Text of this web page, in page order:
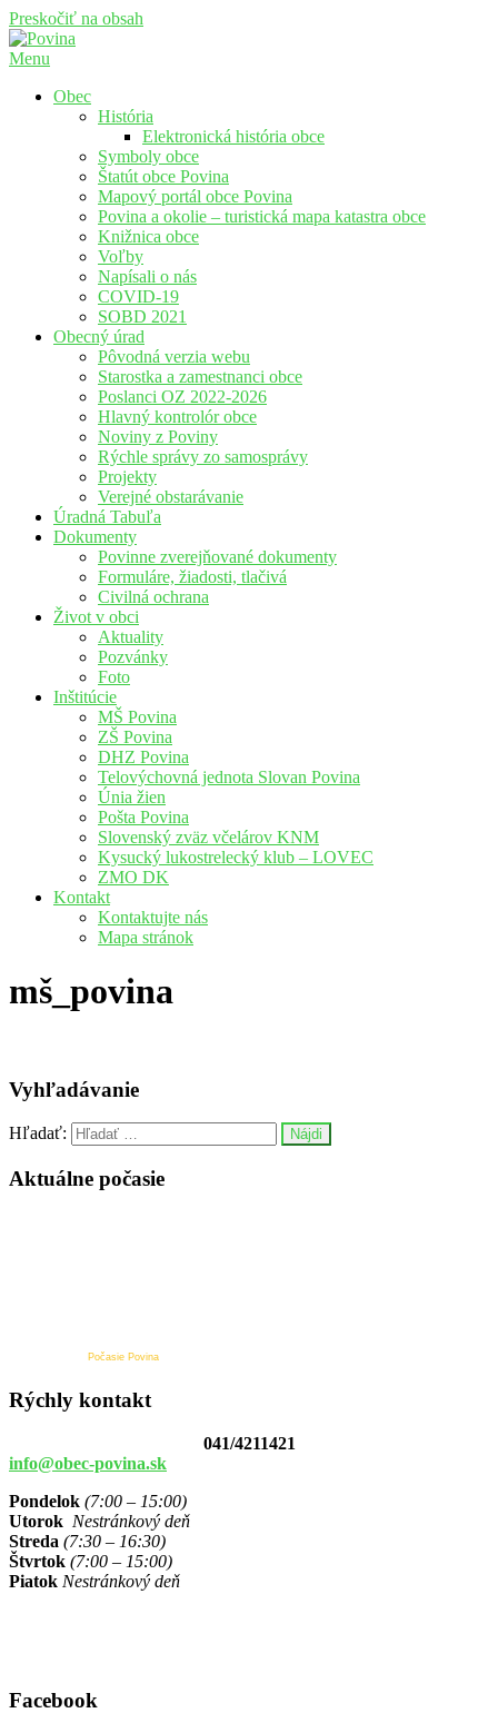
Preskočiť na obsah
Menu
Obec
História
Elektronická história obce
Symboly obce
Štatút obce Povina
Mapový portál obce Povina
Povina a okolie – turistická mapa katastra obce
Knižnica obce
Voľby
Napísali o nás
COVID-19
SOBD 2021
Obecný úrad
Pôvodná verzia webu
Starostka a zamestnanci obce
Poslanci OZ 2022-2026
Hlavný kontrolór obce
Noviny z Poviny
Rýchle správy zo samosprávy
Projekty
Verejné obstarávanie
Úradná Tabuľa
Dokumenty
Povinne zverejňované dokumenty
Formuláre, žiadosti, tlačivá
Civilná ochrana
Život v obci
Aktuality
Pozvánky
Foto
Inštitúcie
MŠ Povina
ZŠ Povina
DHZ Povina
Telovýchovná jednota Slovan Povina
Únia žien
Pošta Povina
Slovenský zväz včelárov KNM
Kysucký lukostrelecký klub – LOVEC
ZMO DK
Kontakt
Kontaktujte nás
Mapa stránok
mš_povina
Vyhľadávanie
Hľadať:
Aktuálne počasie
Počasie Povina
Rýchly kontakt
041/4211421
info@obec-povina.sk
Pondelok (7:00 – 15:00)
Utorok Nestránkový deň
Streda (7:30 – 16:30)
Štvrtok (7:00 – 15:00)
Piatok Nestránkový deň
Facebook